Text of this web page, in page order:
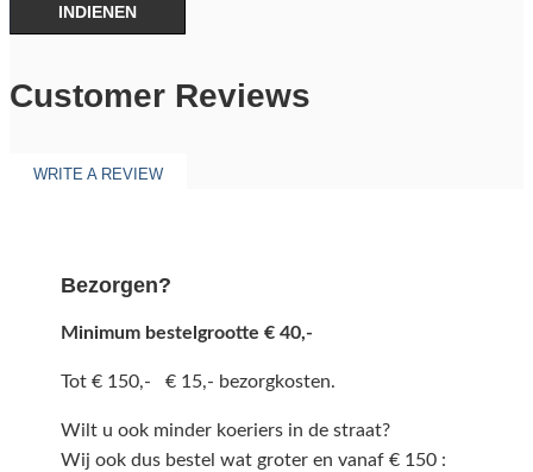
INDIENEN
Customer Reviews
WRITE A REVIEW
Bezorgen?
Minimum bestelgrootte € 40,-
Tot € 150,- € 15,- bezorgkosten.
Wilt u ook minder koeriers in de straat?
Wij ook dus bestel wat groter en vanaf € 150 :